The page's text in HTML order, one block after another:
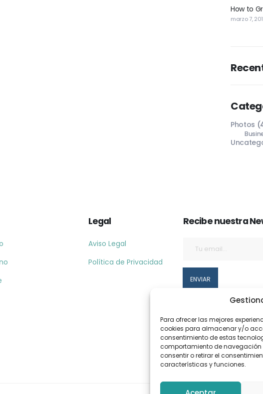
Para ofrecer las mejores
cookies para almacenar y/o
consentimiento de estas
comportamiento de navegación
consentir o retirar el
características y funciones.
How to
marzo 7,
Photos
Legal
Aviso Legal
Política de Privacidad
Recibe nuestra
aviso legal